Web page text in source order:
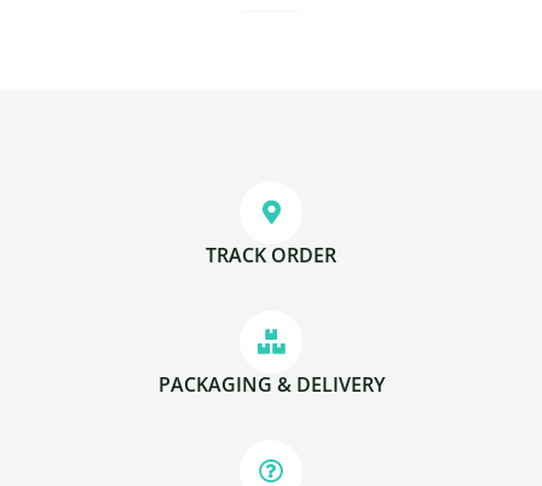
TRACK ORDER
PACKAGING & DELIVERY